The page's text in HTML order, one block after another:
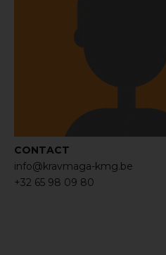
CONTACT
info@kravmaga-kmg.be
+32 65 98 09 80